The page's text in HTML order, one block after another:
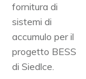
fornitura di
sistemi di
accumulo per il
progetto BESS
di Siedlce.